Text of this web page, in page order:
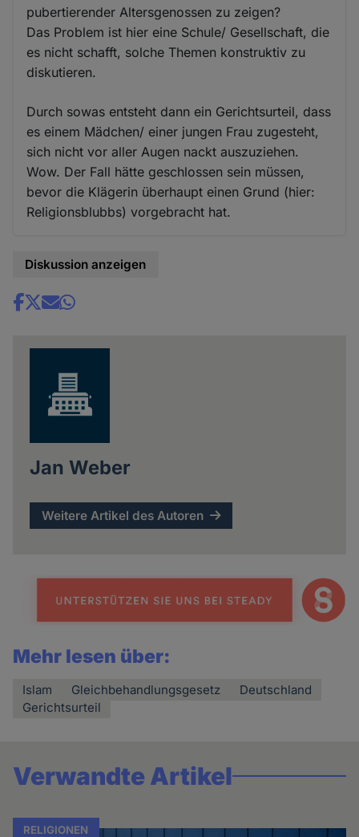
pubertierender Altersgenossen zu zeigen?
Das Problem ist hier eine Schule/ Gesellschaft, die
es nicht schafft, solche Themen konstruktiv zu
diskutieren.
Durch sowas entsteht dann ein Gerichtsurteil, dass
es einem Mädchen/ einer jungen Frau zugesteht,
sich nicht vor aller Augen nackt auszuziehen.
Wow. Der Fall hätte geschlossen sein müssen,
bevor die Klägerin überhaupt einen Grund (hier:
Religionsblubbs) vorgebracht hat.
Diskussion anzeigen
Share
Jan Weber
Weitere Artikel des Autoren
Mehr lesen über:
Islam Gleichbehandlungsgesetz
Deutschland
Gerichtsurteil
Verwandte Artikel
RELIGIONEN